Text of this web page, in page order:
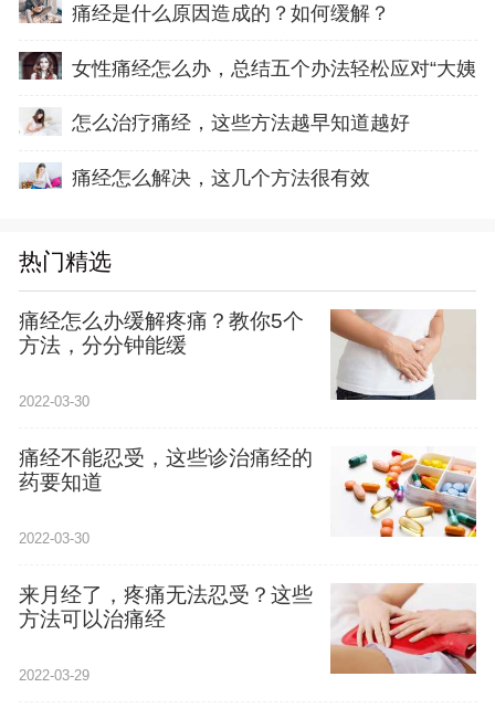
痛经是什么原因造成的？如何缓解？
女性痛经怎么办，总结五个办法轻松应对“大姨
怎么治疗痛经，这些方法越早知道越好
痛经怎么解决，这几个方法很有效
热门精选
痛经怎么办缓解疼痛？教你5个
方法，分分钟能缓
2022-03-30
痛经不能忍受，这些诊治痛经的
药要知道
2022-03-30
来月经了，疼痛无法忍受？这些
方法可以治痛经
2022-03-29